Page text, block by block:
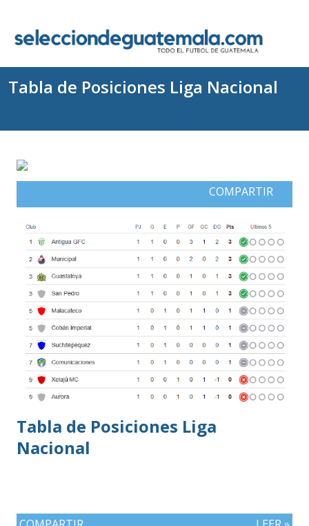
Tabla de Posiciones Liga Nacional
COMPARTIR
Tabla de Posiciones Liga
Nacional